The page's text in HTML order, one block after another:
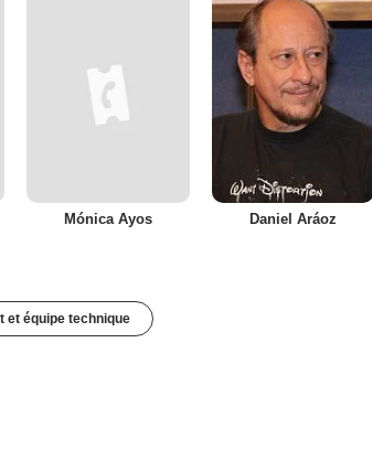
Mónica Ayos Daniel Aráoz
et équipe technique